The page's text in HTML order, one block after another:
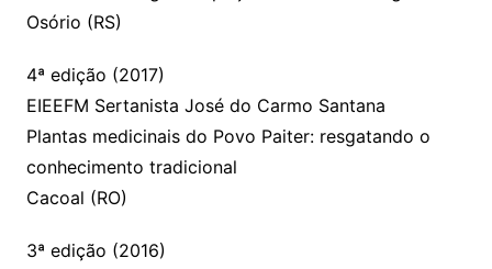
Osório (RS)
4ª edição (2017)
EIEEFM Sertanista José do Carmo Santana
Plantas medicinais do Povo Paiter: resgatando o
conhecimento tradicional
Cacoal (RO)
3ª edição (2016)